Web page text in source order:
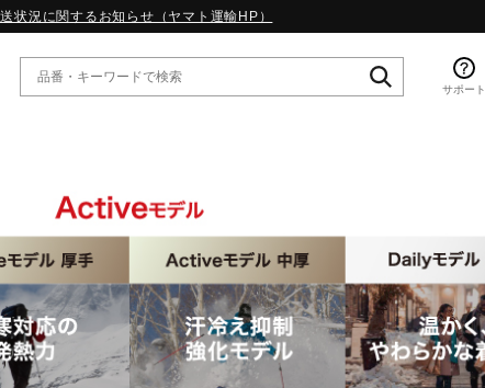
状況に関するお知らせ（ヤマト運輸HP）
特集
｜特集
集
パック｜特集
集
サポート